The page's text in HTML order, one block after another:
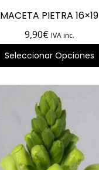
MACETA PIETRA 16×19
9,90€ IVA inc.
Seleccionar Opciones